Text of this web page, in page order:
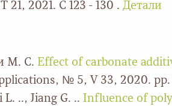
2021. С 123 - 130 . Детали
М. С. Effect of carbonate
№ 5, V 33, 2020. pp.
.., Jiang G. .. Influence of